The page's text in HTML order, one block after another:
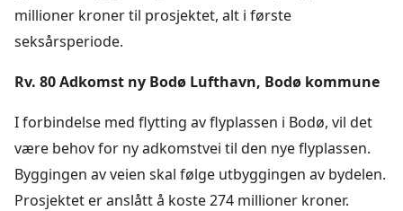
millioner kroner til prosjektet, alt i første
seksårsperiode.
Rv. 80 Adkomst ny Bodø Lufthavn, Bodø kommune
I forbindelse med flytting av flyplassen i Bodø, vil det
være behov for ny adkomstvei til den nye flyplassen.
Byggingen av veien skal følge utbyggingen av bydelen.
Prosjektet er anslått å koste 274 millioner kroner.